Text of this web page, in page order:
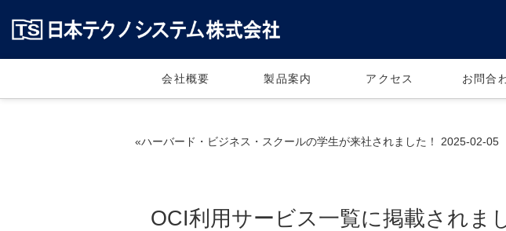
会社概要 製品案内 アクセス お問合
«ハーバード・ビジネス・スクールの学生が来社されました！ 2025-02-05
OCI利用サービス一覧に掲載されま